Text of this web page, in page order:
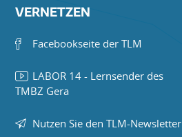
VERNETZEN
Facebookseite der TLM
LABOR 14 - Lernsender des
TMBZ Gera
Nutzen Sie den TLM-Newsletter